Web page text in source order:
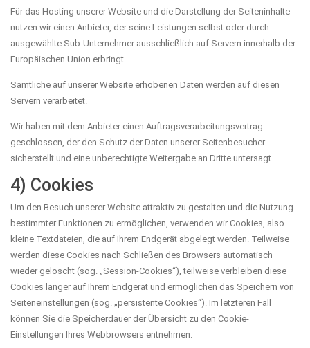
Für das Hosting unserer Website und die Darstellung der Seiteninhalte
nutzen wir einen Anbieter, der seine Leistungen selbst oder durch
ausgewählte Sub-Unternehmer ausschließlich auf Servern innerhalb der
Europäischen Union erbringt.
Sämtliche auf unserer Website erhobenen Daten werden auf diesen
Servern verarbeitet.
Wir haben mit dem Anbieter einen Auftragsverarbeitungsvertrag
geschlossen, der den Schutz der Daten unserer Seitenbesucher
sicherstellt und eine unberechtigte Weitergabe an Dritte untersagt.
4) Cookies
Um den Besuch unserer Website attraktiv zu gestalten und die Nutzung
bestimmter Funktionen zu ermöglichen, verwenden wir Cookies, also
kleine Textdateien, die auf Ihrem Endgerät abgelegt werden. Teilweise
werden diese Cookies nach Schließen des Browsers automatisch
wieder gelöscht (sog. „Session-Cookies“), teilweise verbleiben diese
Cookies länger auf Ihrem Endgerät und ermöglichen das Speichern von
Seiteneinstellungen (sog. „persistente Cookies“). Im letzteren Fall
können Sie die Speicherdauer der Übersicht zu den Cookie-
Einstellungen Ihres Webbrowsers entnehmen.